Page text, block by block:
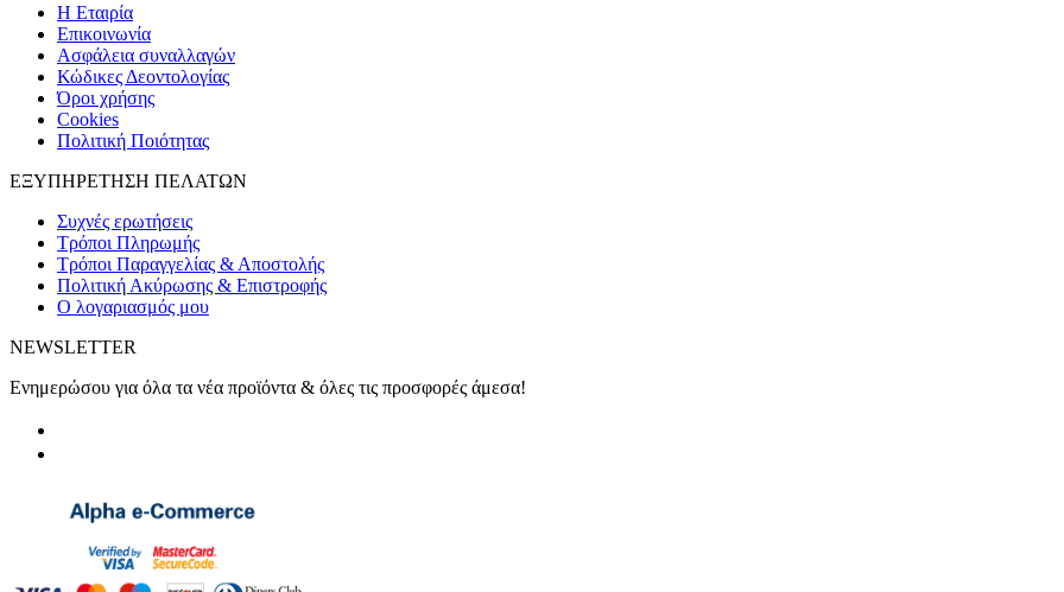
H Εταιρία
Eπικοινωνία
Ασφάλεια συναλλαγών
Κώδικες Δεοντολογίας
Όροι χρήσης
Cookies
Πολιτική Ποιότητας
ΕΞΥΠΗΡΕΤΗΣΗ ΠΕΛΑΤΩΝ
Συχνές ερωτήσεις
Τρόποι Πληρωμής
Τρόποι Παραγγελίας & Αποστολής
Πολιτική Ακύρωσης & Επιστροφής
Ο λογαριασμός μου
NEWSLETTER
Ενημερώσου για όλα τα νέα προϊόντα & όλες τις προσφορές άμεσα!